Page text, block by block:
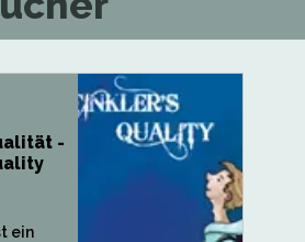
-
ein